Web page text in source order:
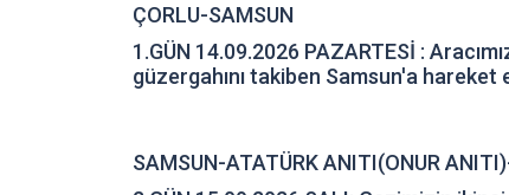
ÇORLU-SAMSUN
1.GÜN 14.09.2026 PAZARTESİ :
güzergahını takiben Samsun'a hareket
SAMSUN-ATATÜRK ANITI(ONUR